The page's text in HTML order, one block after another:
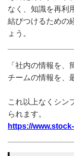
なく、知識を再利
結びつけるための
ょう。
「社内の情報を、
チームの情報を、
これ以上なくシン
られます。
https://